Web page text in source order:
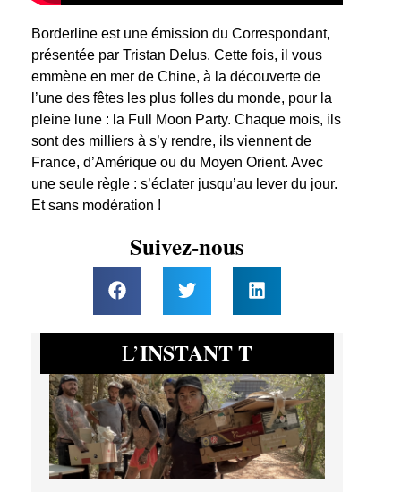
Borderline est une émission du Correspondant,
présentée par Tristan Delus. Cette fois, il vous
emmène en mer de Chine, à la découverte de
l’une des fêtes les plus folles du monde, pour la
pleine lune : la Full Moon Party. Chaque mois, ils
sont des milliers à s’y rendre, ils viennent de
France, d’Amérique ou du Moyen Orient. Avec
une seule règle : s’éclater jusqu’au lever du jour.
Et sans modération !
Suivez-nous
L’INSTANT T